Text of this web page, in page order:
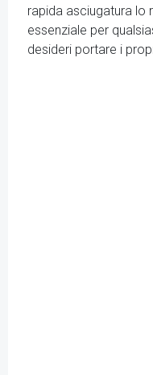
rapida asciugatura lo
essenziale per
desideri portare i